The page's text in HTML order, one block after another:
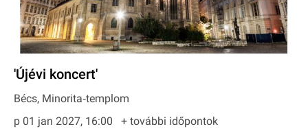
'Újévi koncert'
Bécs, Minorita‐templom
p 01 jan 2027, 16:00
+ további időpontok